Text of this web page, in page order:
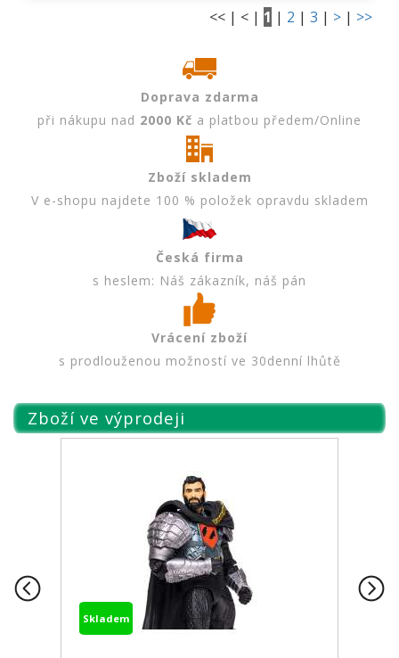
<< | < | 1 | 2 | 3 | > | >>
Doprava zdarma
při nákupu nad 2000 Kč a platbou předem/Online
Zboží skladem
V e-shopu najdete 100 % položek opravdu skladem
Česká firma
s heslem: Náš zákazník, náš pán
Vrácení zboží
s prodlouženou možností ve 30denní lhůtě
Zboží ve výprodeji
Skladem